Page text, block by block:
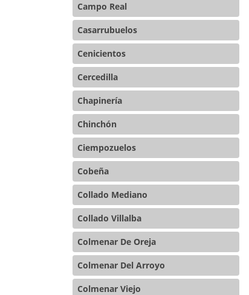
Campo Real
Casarrubuelos
Cenicientos
Cercedilla
Chapinería
Chinchón
Ciempozuelos
Cobeña
Collado Mediano
Collado Villalba
Colmenar De Oreja
Colmenar Del Arroyo
Colmenar Viejo